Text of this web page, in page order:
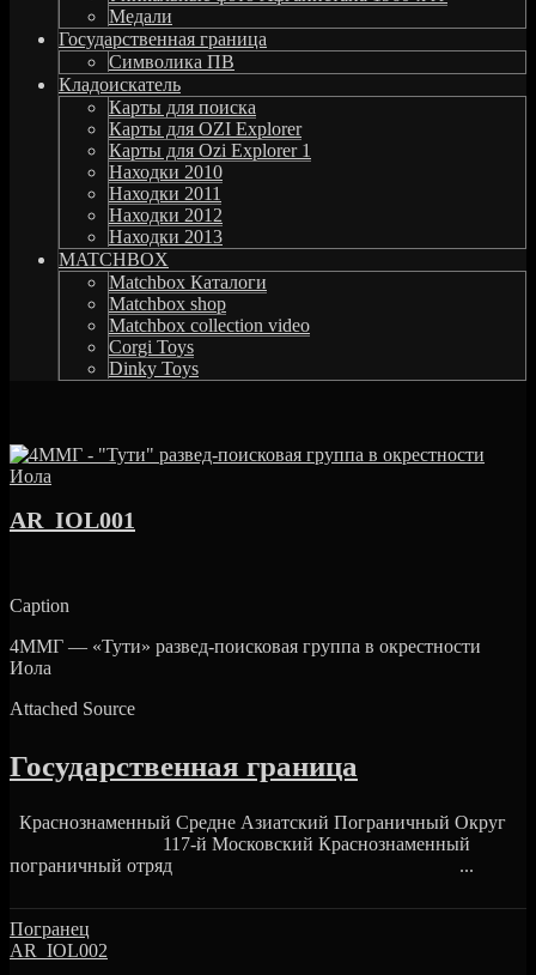
Медали
Государственная граница
Символика ПВ
Кладоискатель
Карты для поиска
Карты для OZI Explorer
Карты для Ozi Explorer 1
Находки 2010
Находки 2011
Находки 2012
Находки 2013
MATCHBOX
Matchbox Каталоги
Matchbox shop
Matchbox collection video
Corgi Toys
Dinky Toys
AR_IOL001
Caption
4ММГ — «Тути» развед-поисковая группа в окрестности
Иола
Attached Source
Государственная граница
Краснознаменный Средне Азиатский Пограничный Округ
117-й Московский Краснознаменный
пограничный отряд ...
Погранец
AR_IOL002